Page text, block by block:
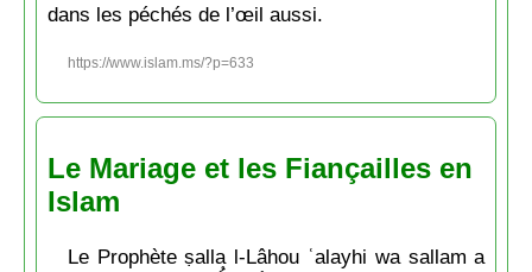
dans les péchés de l’œil aussi.
https://www.islam.ms/?p=633
Le Mariage et les Fiançailles en
Islam
Le Prophète ṣalla l-Lâhou ʿalayhi wa sallam a